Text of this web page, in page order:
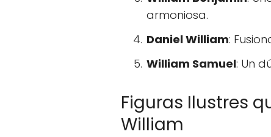
armoniosa.
Daniel William:
William Samuel: Un
Figuras Ilustres
William